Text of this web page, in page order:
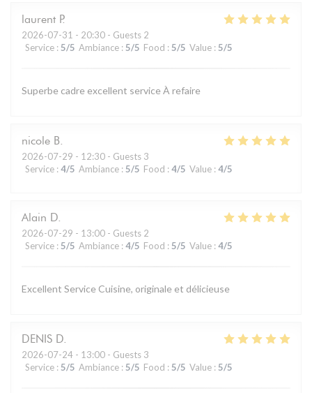
laurent P
2026-07-31 - 20:30 - Guests 2
Service : 5/5 Ambiance : 5/5 Food : 5/5 Value : 5/5
Superbe cadre excellent service À refaire
nicole B
2026-07-29 - 12:30 - Guests 3
Service : 4/5 Ambiance : 5/5 Food : 4/5 Value : 4/5
Alain D
2026-07-29 - 13:00 - Guests 2
Service : 5/5 Ambiance : 4/5 Food : 5/5 Value : 4/5
Excellent Service Cuisine, originale et délicieuse
DENIS D
2026-07-24 - 13:00 - Guests 3
Service : 5/5 Ambiance : 5/5 Food : 5/5 Value : 5/5